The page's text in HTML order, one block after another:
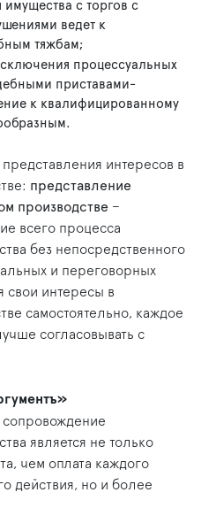
с торгов с
ведет к
тяжбам;
процессуальных
приставами-
к квалифицированному
интересов в
представление
производстве –
всего процесса
без непосредственного
и переговорных
свои интересы в
самостоятельно, каждое
согласовывать с
является не только
чем оплата каждого
действия, но и более